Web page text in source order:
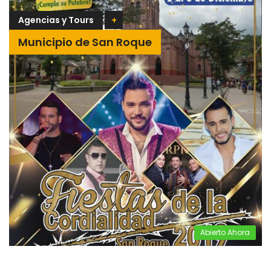
Abierto Ahora
Agencias y Tours +
Municipio de San Roque